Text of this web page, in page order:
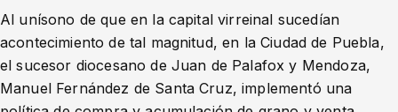
Al unísono de que en la capital virreinal sucedían
acontecimiento de tal magnitud, en la Ciudad de Puebla,
el sucesor diocesano de Juan de Palafox y Mendoza,
Manuel Fernández de Santa Cruz, implementó una